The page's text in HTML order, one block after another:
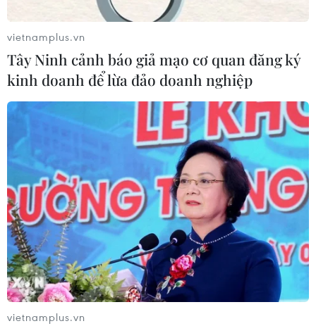
Dịch Ebola: Số ca tử vong ở châu Phi
Tỷ phú Bill Gates nhấn mạnh tầm
quan trọng của đầu tư vào con người
và công nghệ
22/07/2026 06:02
Xem thêm
CƠ QUAN CHỦ QUẢN: THÔNG TẤN XÃ VIỆT NAM
vietnamplus.vn
Tây Ninh cảnh báo giả mạo cơ quan đăng ký
kinh doanh để lừa đảo doanh nghiệp
vietnamplus.vn